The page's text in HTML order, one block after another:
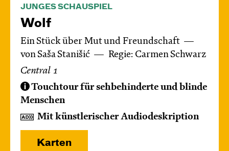
JUNGES SCHAUSPIEL
Wolf
Ein Stück über Mut und Freundschaft
von Saša Stanišić
Regie: Carmen Schwarz
Central 1
Touchtour für sehbehinderte und blinde
Menschen
Mit künstlerischer Audiodeskription
Karten